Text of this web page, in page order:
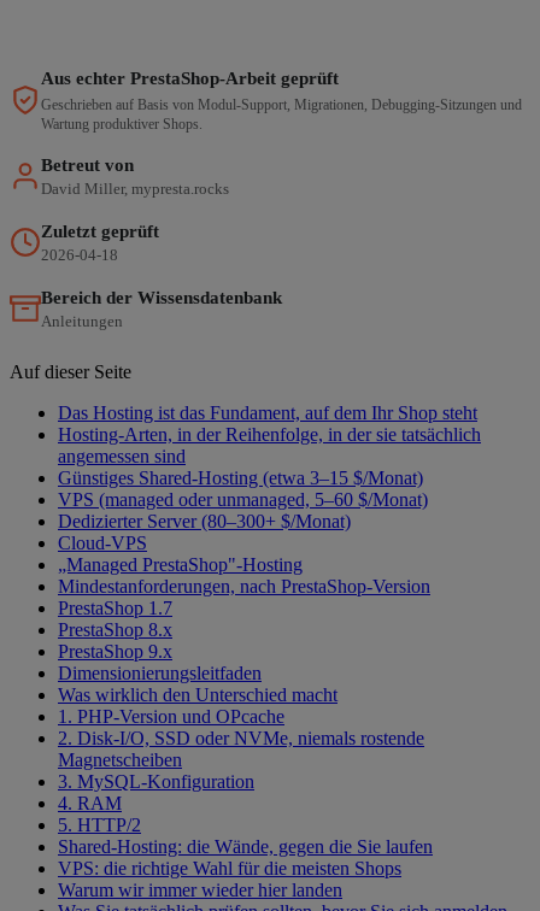
Aus echter PrestaShop-Arbeit geprüft
Geschrieben auf Basis von Modul-Support, Migrationen, Debugging-Sitzungen und
Wartung produktiver Shops.
Betreut von
David Miller, mypresta.rocks
Zuletzt geprüft
2026-04-18
Bereich der Wissensdatenbank
Anleitungen
Auf dieser Seite
Das Hosting ist das Fundament, auf dem Ihr Shop steht
Hosting-Arten, in der Reihenfolge, in der sie tatsächlich
angemessen sind
Günstiges Shared-Hosting (etwa 3–15 $/Monat)
VPS (managed oder unmanaged, 5–60 $/Monat)
Dedizierter Server (80–300+ $/Monat)
Cloud-VPS
„Managed PrestaShop"-Hosting
Mindestanforderungen, nach PrestaShop-Version
PrestaShop 1.7
PrestaShop 8.x
PrestaShop 9.x
Dimensionierungsleitfaden
Was wirklich den Unterschied macht
1. PHP-Version und OPcache
2. Disk-I/O, SSD oder NVMe, niemals rostende
Magnetscheiben
3. MySQL-Konfiguration
4. RAM
5. HTTP/2
Shared-Hosting: die Wände, gegen die Sie laufen
VPS: die richtige Wahl für die meisten Shops
Warum wir immer wieder hier landen